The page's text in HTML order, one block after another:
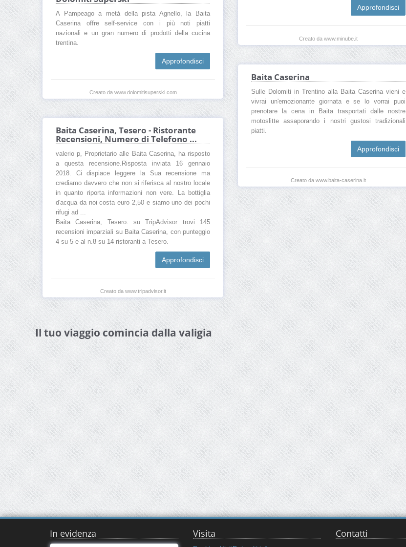
A Pampeago a metà della pista Agnello, la Baita
Caserina offre self-service con i più noti piatti
nazionali e un gran numero di prodotti della cucina
trentina.
Approfondisci
Creato da www.dolomitisuperski.com
Approfondisci
Creato da www.minube.it
Baita Caserina
Sulle Dolomiti in Trentino alla Baita Caserina vieni e
vivrai un'emozionante giornata e se lo vorrai puoi
prenotare la cena in Baita trasportati dalle nostre
motoslitte assaporando i nostri gustosi tradizionali
piatti.
Approfondisci
Creato da www.baita-caserina.it
Baita Caserina, Tesero - Ristorante
Recensioni, Numero di Telefono ...
valerio p, Proprietario alle Baita Caserina, ha risposto
a questa recensione.Risposta inviata 16 gennaio
2018. Ci dispiace leggere la Sua recensione ma
crediamo davvero che non si riferisca al nostro locale
in quanto riporta informazioni non vere. La bottiglia
d'acqua da noi costa euro 2,50 e siamo uno dei pochi
rifugi ad ...
Baita Caserina, Tesero: su TripAdvisor trovi 145
recensioni imparziali su Baita Caserina, con punteggio
4 su 5 e al n.8 su 14 ristoranti a Tesero.
Approfondisci
Creato da www.tripadvisor.it
Il tuo viaggio comincia dalla valigia
In evidenza Visita Contatti